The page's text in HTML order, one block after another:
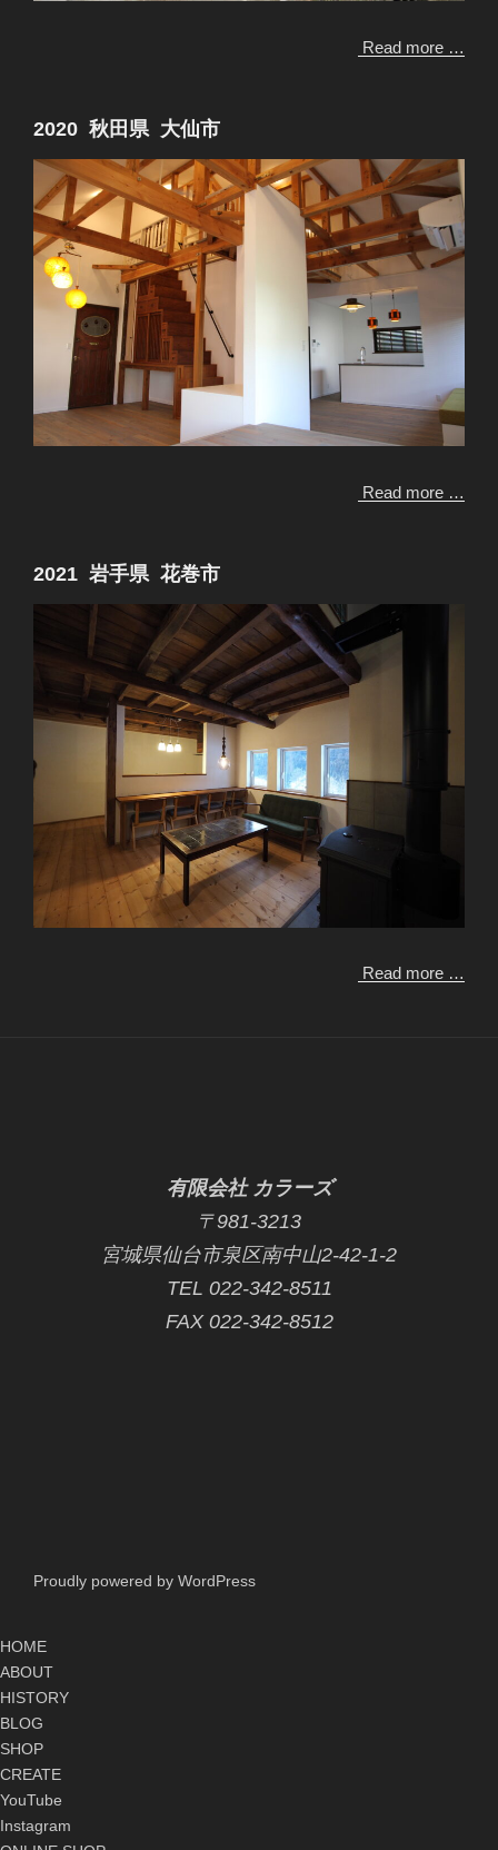
Read more …
2020 秋田県 大仙市
Read more …
2021 岩手県 花巻市
Read more …
有限会社 カラーズ
〒981-3213
宮城県仙台市泉区南中山2-42-1-2
TEL 022-342-8511
FAX 022-342-8512
Proudly powered by WordPress
HOME
ABOUT
HISTORY
BLOG
SHOP
CREATE
YouTube
Instagram